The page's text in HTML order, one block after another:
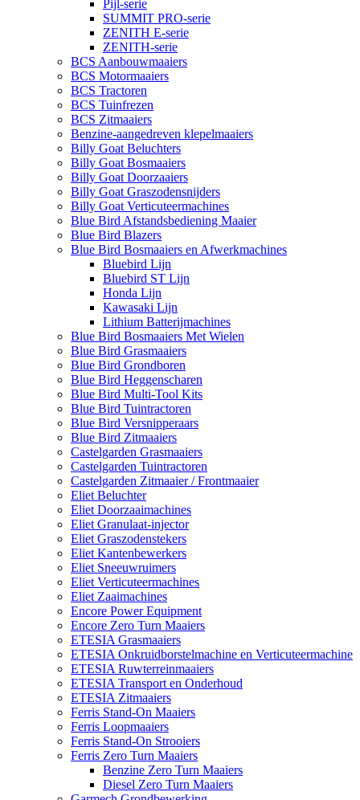
Pijl-serie
SUMMIT PRO-serie
ZENITH E-serie
ZENITH-serie
BCS Aanbouwmaaiers
BCS Motormaaiers
BCS Tractoren
BCS Tuinfrezen
BCS Zitmaaiers
Benzine-aangedreven klepelmaaiers
Billy Goat Beluchters
Billy Goat Bosmaaiers
Billy Goat Doorzaaiers
Billy Goat Graszodensnijders
Billy Goat Verticuteermachines
Blue Bird Afstandsbediening Maaier
Blue Bird Blazers
Blue Bird Bosmaaiers en Afwerkmachines
Bluebird Lijn
Bluebird ST Lijn
Honda Lijn
Kawasaki Lijn
Lithium Batterijmachines
Blue Bird Bosmaaiers Met Wielen
Blue Bird Grasmaaiers
Blue Bird Grondboren
Blue Bird Heggenscharen
Blue Bird Multi-Tool Kits
Blue Bird Tuintractoren
Blue Bird Versnipperaars
Blue Bird Zitmaaiers
Castelgarden Grasmaaiers
Castelgarden Tuintractoren
Castelgarden Zitmaaier / Frontmaaier
Eliet Beluchter
Eliet Doorzaaimachines
Eliet Granulaat-injector
Eliet Graszodenstekers
Eliet Kantenbewerkers
Eliet Sneeuwruimers
Eliet Verticuteermachines
Eliet Zaaimachines
Encore Power Equipment
Encore Zero Turn Maaiers
ETESIA Grasmaaiers
ETESIA Onkruidborstelmachine en Verticuteermachine
ETESIA Ruwterreinmaaiers
ETESIA Transport en Onderhoud
ETESIA Zitmaaiers
Ferris Stand-On Maaiers
Ferris Loopmaaiers
Ferris Stand-On Strooiers
Ferris Zero Turn Maaiers
Benzine Zero Turn Maaiers
Diesel Zero Turn Maaiers